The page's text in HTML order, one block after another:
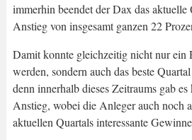
immerhin beendet der Dax das aktuelle
Anstieg von insgesamt ganzen 22
Damit konnte gleichzeitig nicht nur ein
werden, sondern auch das beste
denn innerhalb dieses Zeitraums gab
Anstieg, wobei die Anleger auch noch
aktuellen Quartals interessante